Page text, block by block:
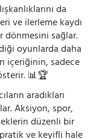
da
ve ilerleme kaydı
dönmesini sağlar.
oyunlarda daha
içeriğinin, sadece
📊🏆
aradıkları
Aksiyon, spor,
düzenli bir